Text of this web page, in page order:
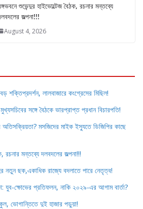
শুভেন্দুর হাইভোল্টেজ বৈঠক, রচনার মন্তব্যে
জল্পনা!!!
August 4, 2026
শক্তিপ্রদর্শন, লালবাজারে কংগ্রেসের মিছিল!
সঙ্গে বৈঠকে ভারপ্রাপ্ত প্রধান বিচারপতি!
অতিসক্রিয়তা? মসজিদের মাইক ইস্যুতে ডিজিপির কাছে
রচনার মন্তব্যে দলবদলের জল্পনা!!!
নতুন ছক,একাধিক রাজ্যে বদলাতে পারে নেতৃত্ব!
যুব-ক্ষোভের প্রতিফলন, নাকি ২০২৯-এর আগাম বার্তা?
ভোগান্তিতে দুই হাজার পড়ুয়া!